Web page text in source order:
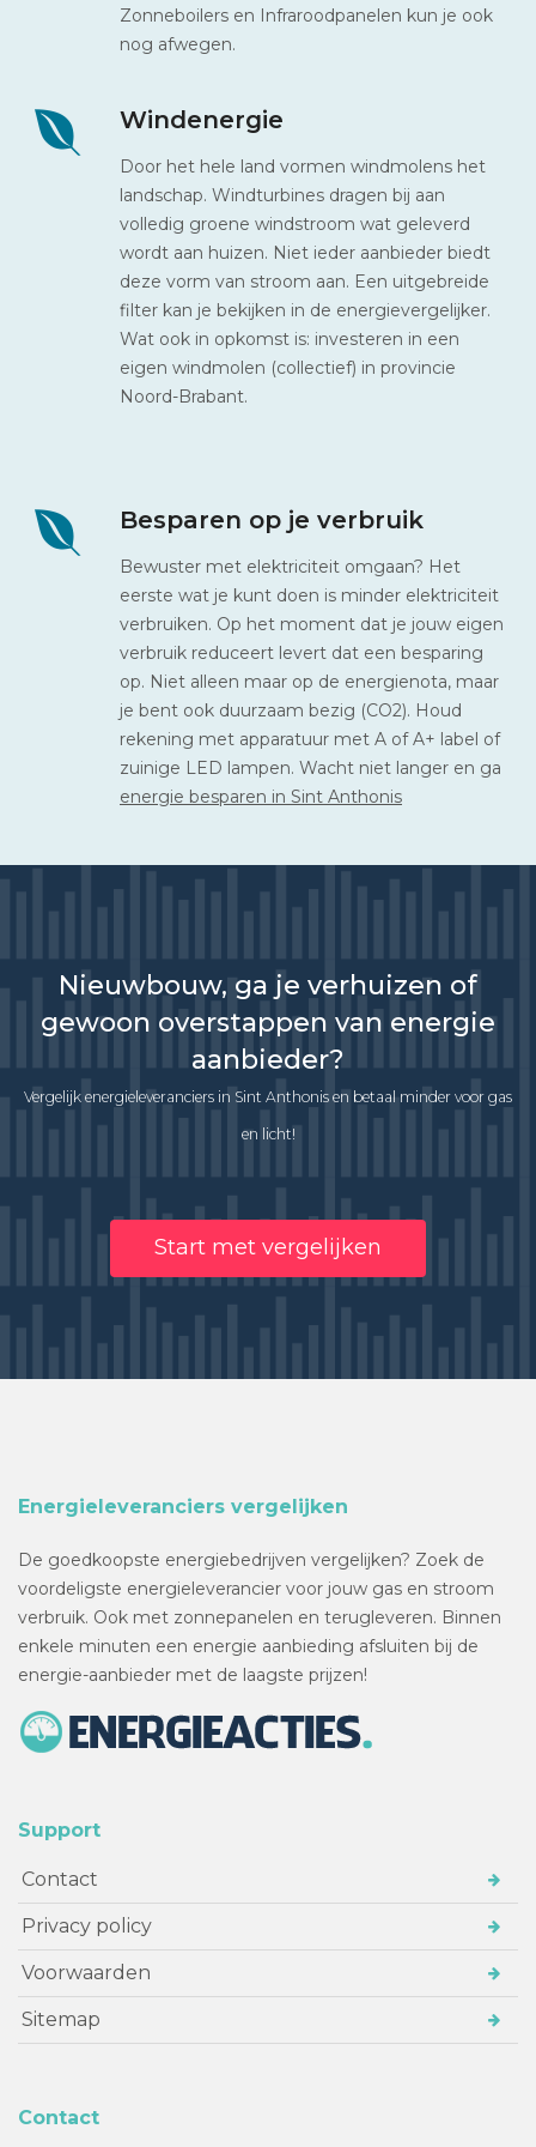
Zonneboilers en Infraroodpanelen kun je ook
nog afwegen.
Windenergie
Door het hele land vormen windmolens het
landschap. Windturbines dragen bij aan
volledig groene windstroom wat geleverd
wordt aan huizen. Niet ieder aanbieder biedt
deze vorm van stroom aan. Een uitgebreide
filter kan je bekijken in de energievergelijker.
Wat ook in opkomst is: investeren in een
eigen windmolen (collectief) in provincie
Noord-Brabant.
Besparen op je verbruik
Bewuster met elektriciteit omgaan? Het
eerste wat je kunt doen is minder elektriciteit
verbruiken. Op het moment dat je jouw eigen
verbruik reduceert levert dat een besparing
op. Niet alleen maar op de energienota, maar
je bent ook duurzaam bezig (CO2). Houd
rekening met apparatuur met A of A+ label of
zuinige LED lampen. Wacht niet langer en ga
energie besparen in Sint Anthonis
Nieuwbouw, ga je verhuizen of
gewoon overstappen van energie
aanbieder?
Vergelijk energieleveranciers in Sint Anthonis en betaal minder voor gas
en licht!
Start met vergelijken
Energieleveranciers vergelijken
De goedkoopste energiebedrijven vergelijken? Zoek de
voordeligste energieleverancier voor jouw gas en stroom
verbruik. Ook met zonnepanelen en terugleveren. Binnen
enkele minuten een energie aanbieding afsluiten bij de
energie-aanbieder met de laagste prijzen!
Support
Contact
Privacy policy
Voorwaarden
Sitemap
Contact